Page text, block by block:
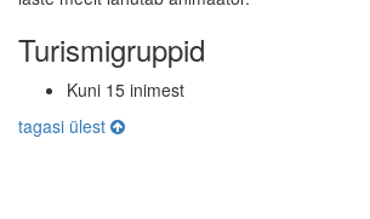
Turismigruppid
Kuni 15 inimest
tagasi ülest